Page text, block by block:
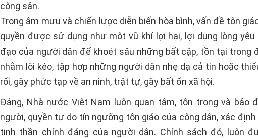
cộng sản.
Trong âm mưu và chiến lược diễn biến hòa bình, vấn đề tôn
quyền được sử dụng như một vũ khí lợi hại, lợi dụng lòng
đạo của người dân để khoét sâu những bất cập, tồn tại trong
nhằm lôi kéo, tập hợp những người dân nhẹ dạ cả tin hoặc
rối, gây phức tạp về an ninh, trật tự, gây bất ổn xã hội.
Ðảng, Nhà nước Việt Nam luôn quan tâm, tôn trọng và bảo
người, quyền tự do tín ngưỡng tôn giáo của công dân, xác
tinh thần chính đáng của người dân. Chính sách đó, luôn